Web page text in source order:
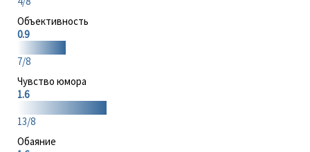
Объективность
0.9
7/8
Чувство юмора
1.6
13/8
Обаяние